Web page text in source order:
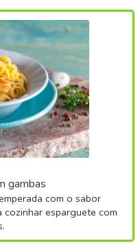
gambas
com o sabor
esparguete com